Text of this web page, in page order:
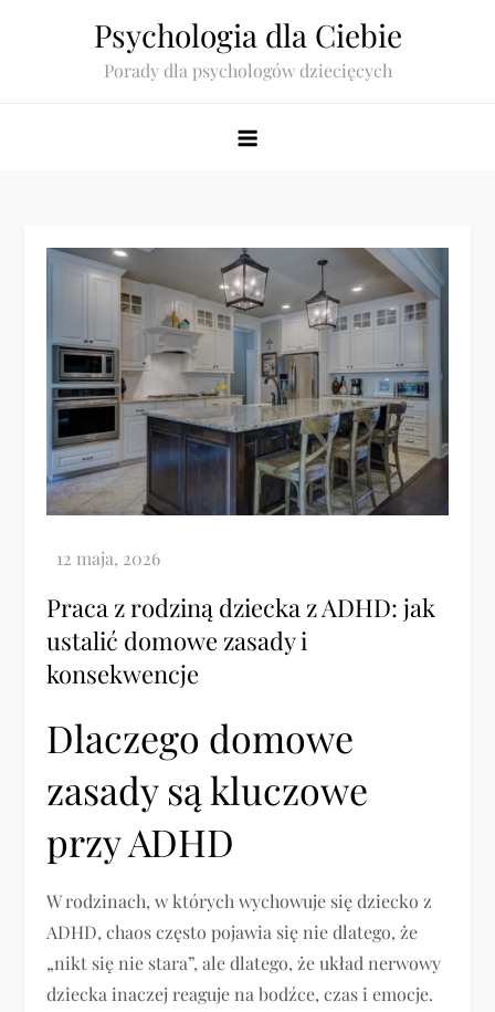
Psychologia dla Ciebie
Porady dla psychologów dziecięcych
Praca z rodziną dziecka z ADHD: jak
ustalić domowe zasady i
konsekwencje
Dlaczego domowe
zasady są kluczowe
przy ADHD
W rodzinach, w których wychowuje się dziecko z
ADHD, chaos często pojawia się nie dlatego, że
„nikt się nie stara”, ale dlatego, że układ nerwowy
dziecka inaczej reaguje na bodźce, czas i emocje.